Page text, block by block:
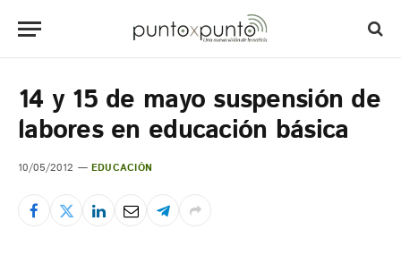
14 y 15 de mayo suspensión de
labores en educación básica
10/05/2012 EDUCACIÓN